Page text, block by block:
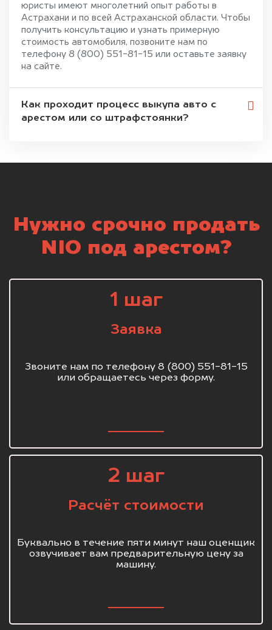
юристы имеют многолетний опыт работы в
Астрахани и по всей Астраханской области. Чтобы
получить консультацию и узнать примерную
стоимость автомобиля, позвоните нам по
телефону 8 (800) 551-81-15 или оставьте заявку
на сайте.
Как проходит процесс выкупа авто с
арестом или со штрафстоянки?
Нужно срочно продать
NIO под арестом?
1 шаг
Заявка
Звоните нам по телефону 8 (800) 551-81-15
или обращаетесь через форму.
2 шаг
Расчёт стоимости
Буквально в течение пяти минут наш оценщик
озвучивает вам предварительную цену за
машину.